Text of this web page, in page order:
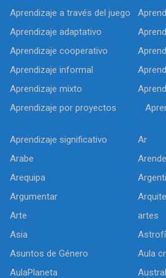
Aprendizaje a través del juego
Aprendizaje adaptativo
Aprendizaje cooperativo
Aprendizaje informal
Aprendizaje mixto
Aprendizaje por proyectos
Aprendizaje significativo
Ar
Arabe
Arequipa
Argumentar
Arte
artes
Asia
Asuntos de Género
Aula
AulaPlaneta